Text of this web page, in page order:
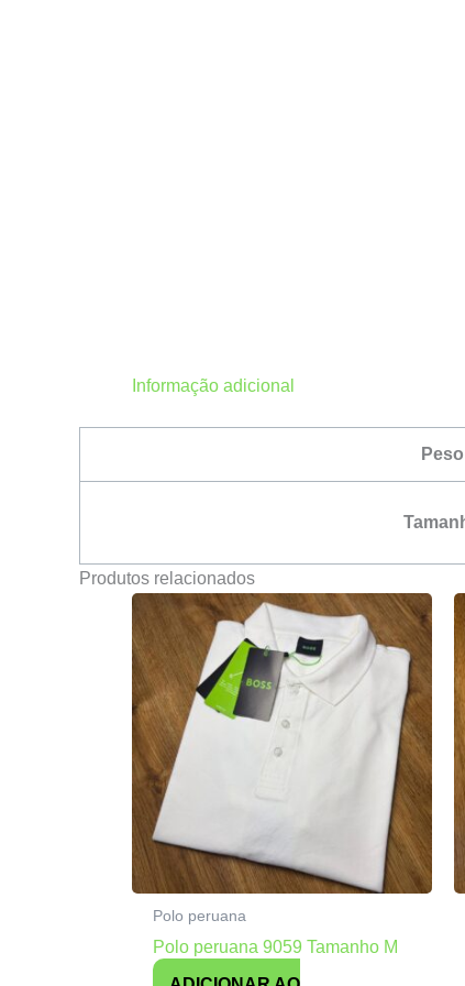
Informação adicional
Peso
Produtos relacionados
Polo peruana
Polo peruana 9059 Tamanho M